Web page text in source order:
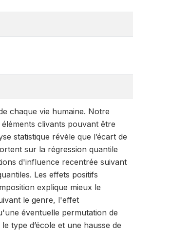
chaque vie humaine. Notre
clivants pouvant être
statistique révèle que l’écart de
sur la régression quantile
d'influence recentrée suivant
Les effets positifs
explique mieux le
le genre, l'effet
éventuelle permutation de
type d’école et une hausse de